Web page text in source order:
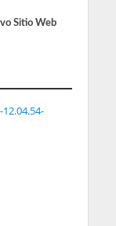
Sitio Web